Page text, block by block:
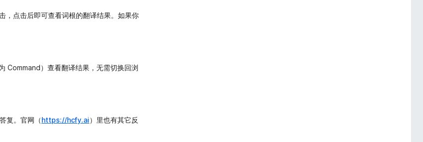
，点击后即可查看词根的翻译结果。如果你
Command）查看翻译结果，无需切换回浏
复。官网（https://hcfy.ai）里也有其它反